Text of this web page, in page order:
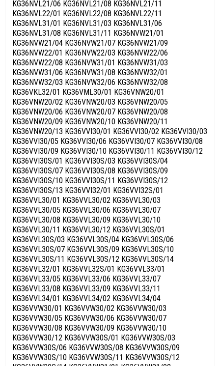
KG36NVL21/06 KG36NVL21/08 KG36NVL21/11
KG36NVL22/01 KG36NVL22/08 KG36NVL22/11
KG36NVL31/01 KG36NVL31/03 KG36NVL31/06
KG36NVL31/08 KG36NVL31/11 KG36NVW21/01
KG36NVW21/04 KG36NVW21/07 KG36NVW21/09
KG36NVW22/01 KG36NVW22/03 KG36NVW22/06
KG36NVW22/08 KG36NVW31/01 KG36NVW31/03
KG36NVW31/06 KG36NVW31/08 KG36NVW32/01
KG36NVW32/03 KG36NVW32/06 KG36NVW32/08
KG36VKL32/01 KG36VML30/01 KG36VNW20/01
KG36VNW20/02 KG36VNW20/03 KG36VNW20/05
KG36VNW20/06 KG36VNW20/07 KG36VNW20/08
KG36VNW20/09 KG36VNW20/10 KG36VNW20/11
KG36VNW20/13 KG36VVI30/01 KG36VVI30/02 KG36VVI30/03
KG36VVI30/05 KG36VVI30/06 KG36VVI30/07 KG36VVI30/08
KG36VVI30/09 KG36VVI30/10 KG36VVI30/11 KG36VVI30/12
KG36VVI30S/01 KG36VVI30S/03 KG36VVI30S/04
KG36VVI30S/07 KG36VVI30S/08 KG36VVI30S/09
KG36VVI30S/10 KG36VVI30S/11 KG36VVI30S/12
KG36VVI30S/13 KG36VVI32/01 KG36VVI32S/01
KG36VVL30/01 KG36VVL30/02 KG36VVL30/03
KG36VVL30/05 KG36VVL30/06 KG36VVL30/07
KG36VVL30/08 KG36VVL30/09 KG36VVL30/10
KG36VVL30/11 KG36VVL30/12 KG36VVL30S/01
KG36VVL30S/03 KG36VVL30S/04 KG36VVL30S/06
KG36VVL30S/07 KG36VVL30S/09 KG36VVL30S/10
KG36VVL30S/11 KG36VVL30S/12 KG36VVL30S/14
KG36VVL32/01 KG36VVL32S/01 KG36VVL33/01
KG36VVL33/05 KG36VVL33/06 KG36VVL33/07
KG36VVL33/08 KG36VVL33/09 KG36VVL33/11
KG36VVL34/01 KG36VVL34/02 KG36VVL34/04
KG36VVW30/01 KG36VVW30/02 KG36VVW30/03
KG36VVW30/05 KG36VVW30/06 KG36VVW30/07
KG36VVW30/08 KG36VVW30/09 KG36VVW30/10
KG36VVW30/12 KG36VVW30S/01 KG36VVW30S/03
KG36VVW30S/06 KG36VVW30S/08 KG36VVW30S/09
KG36VVW30S/10 KG36VVW30S/11 KG36VVW30S/12